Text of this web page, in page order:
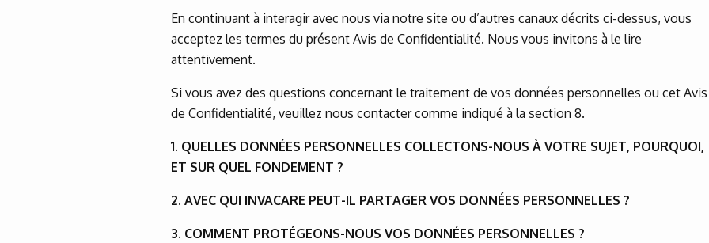
En continuant à interagir avec nous via notre site ou d’autres canaux décrits ci-dessus, vous
acceptez les termes du présent Avis de Confidentialité. Nous vous invitons à le lire
attentivement.
Si vous avez des questions concernant le traitement de vos données personnelles ou cet Avis
de Confidentialité, veuillez nous contacter comme indiqué à la section 8.
1. QUELLES DONNÉES PERSONNELLES COLLECTONS-NOUS À VOTRE SUJET, POURQUOI,
ET SUR QUEL FONDEMENT ?
2. AVEC QUI INVACARE PEUT-IL PARTAGER VOS DONNÉES PERSONNELLES ?
3. COMMENT PROTÉGEONS-NOUS VOS DONNÉES PERSONNELLES ?